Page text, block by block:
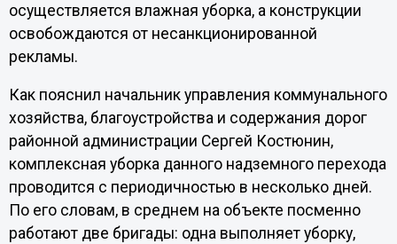
осуществляется влажная уборка, а конструкции
освобождаются от несанкционированной
рекламы.
Как пояснил начальник управления коммунального
хозяйства, благоустройства и содержания дорог
районной администрации Сергей Костюнин,
комплексная уборка данного надземного перехода
проводится с периодичностью в несколько дней.
По его словам, в среднем на объекте посменно
работают две бригады: одна выполняет уборку,